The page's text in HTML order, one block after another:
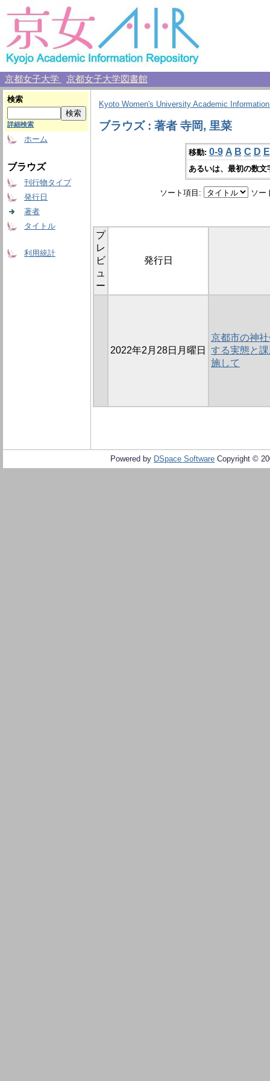
京都女子大学 京都女子大学図書館
検索
詳細検索
ホーム
ブラウズ
刊行物タイプ
発行日
著者
タイトル
利用統計
Kyoto Women's University Academic
ブラウズ : 著者 寺岡, 里菜
移動: 0-9 A B C D E
あるいは、最初の数
ソート項目: ソー
プ
レ
ビ
ュ
ー
発行日
2022年2月28日月曜日
京都市の神
する実態と
施して
Powered by DSpace Software Copyright ©